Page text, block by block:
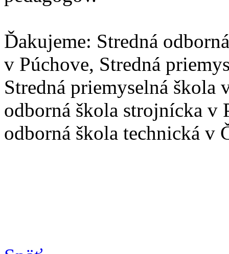
Ďakujeme: Stredná
v Púchove, Stredná
Stredná priemyselná škola
odborná škola strojnícka v
odborná škola technická v